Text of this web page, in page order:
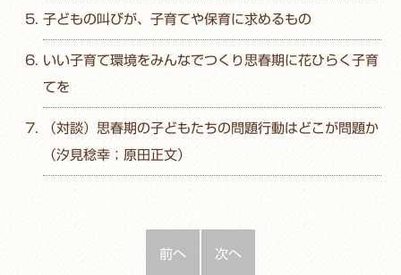
子どもの叫びが、子育てや保育に求めるもの
いい子育て環境をみんなでつくり思春期に花ひらく子育
てを
（対談）思春期の子どもたちの問題行動はどこが問題か
（汐見稔幸；原田正文）
前へ 次へ